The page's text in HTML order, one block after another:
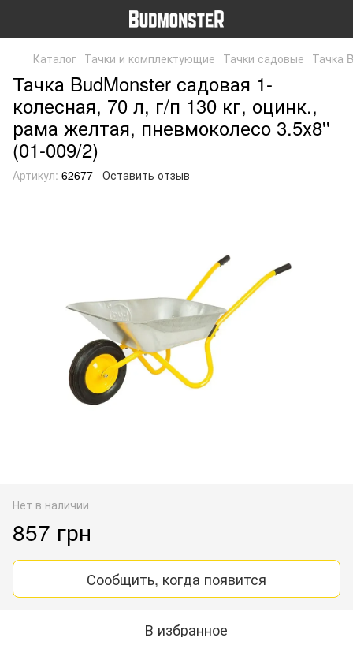
Каталог Тачки и комплектующие Тачки садовые Тачка
Тачка BudMonster садовая 1-
колесная, 70 л, г/п 130 кг, оцинк.,
рама желтая, пневмоколесо 3.5х8''
(01-009/2)
Артикул: 62677 Оставить отзыв
Нет в наличии
857 грн
Сообщить, когда появится
В избранное